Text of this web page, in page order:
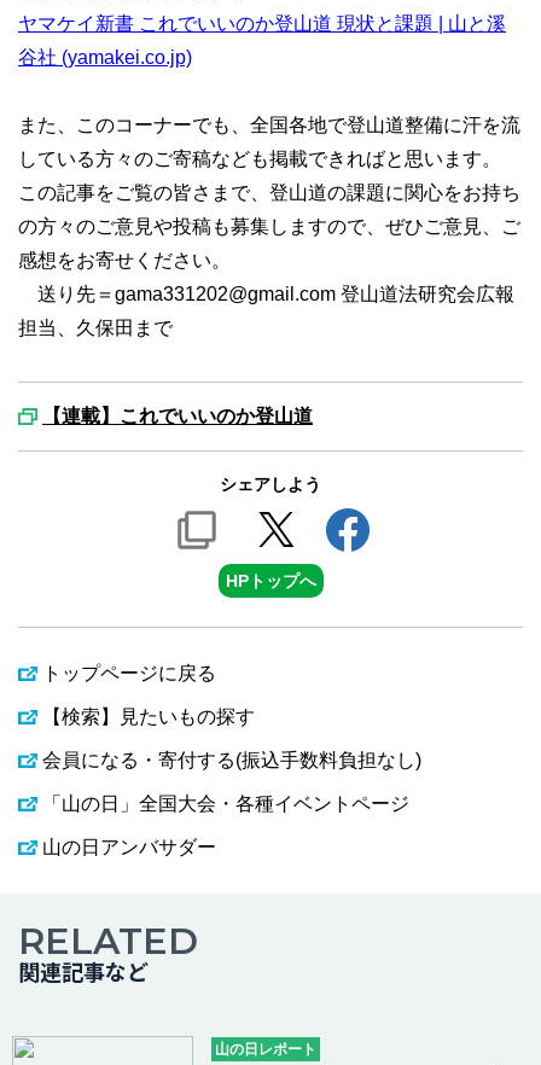
ヤマケイ新書 これでいいのか登山道 現状と課題 | 山と溪
谷社 (yamakei.co.jp)
また、このコーナーでも、全国各地で登山道整備に汗を流
している方々のご寄稿なども掲載できればと思います。
この記事をご覧の皆さまで、登山道の課題に関心をお持ち
の方々のご意見や投稿も募集しますので、ぜひご意見、ご
感想をお寄せください。
送り先＝gama331202@gmail.com 登山道法研究会広報
担当、久保田まで
【連載】これでいいのか登山道
シェアしよう
HPトップへ
トップページに戻る
【検索】見たいもの探す
会員になる・寄付する(振込手数料負担なし)
「山の日」全国大会・各種イベントページ
山の日アンバサダー
RELATED
関連記事など
山の日レポート